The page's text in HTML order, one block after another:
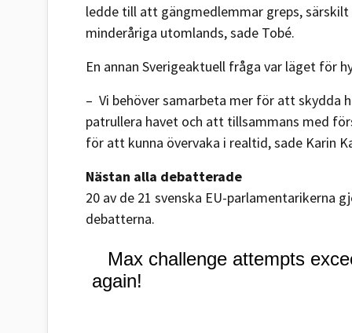
ledde till att gängmedlemmar greps,
minderåriga utomlands, sade Tobé.
En annan Sverigeaktuell fråga var läget för
– Vi behöver samarbeta mer för att skydda
patrullera havet och att tillsammans med
för att kunna övervaka i realtid, sade Karin
Nästan alla debatterade
20 av de 21 svenska EU-parlamentarikerna
debatterna.